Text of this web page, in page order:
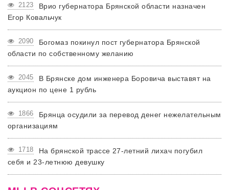
2123
Врио губернатора Брянской области назначен
Егор Ковальчук
2090
Богомаз покинул пост губернатора Брянской
области по собственному желанию
2045
В Брянске дом инженера Боровича выставят на
аукцион по цене 1 рубль
1866
Брянца осудили за перевод денег нежелательным
организациям
1718
На брянской трассе 27-летний лихач погубил
себя и 23-летнюю девушку